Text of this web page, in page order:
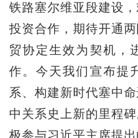
铁路塞尔维亚段建设
投资合作，期待开通
贸协定生效为契机，
作。今天我们宣布提
系、构建新时代塞中
中关系史上新的里程
极参与习近平主席提